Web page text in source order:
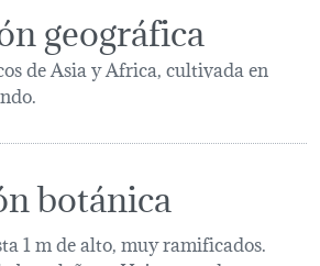
geográfica
de Asia y Africa, cultivada en
botánica
1 m de alto, muy ramificados.